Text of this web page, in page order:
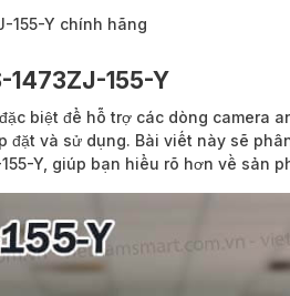
155-Y chính hãng
1473ZJ-155-Y
biệt để hỗ trợ các dòng camera
đặt và sử dụng. Bài viết này sẽ
Y, giúp bạn hiểu rõ hơn về sản